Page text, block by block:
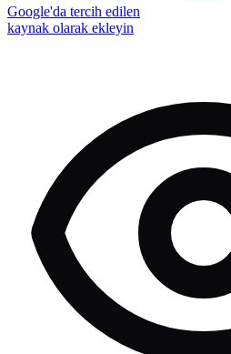
Google'da tercih edilen
kaynak olarak ekleyin